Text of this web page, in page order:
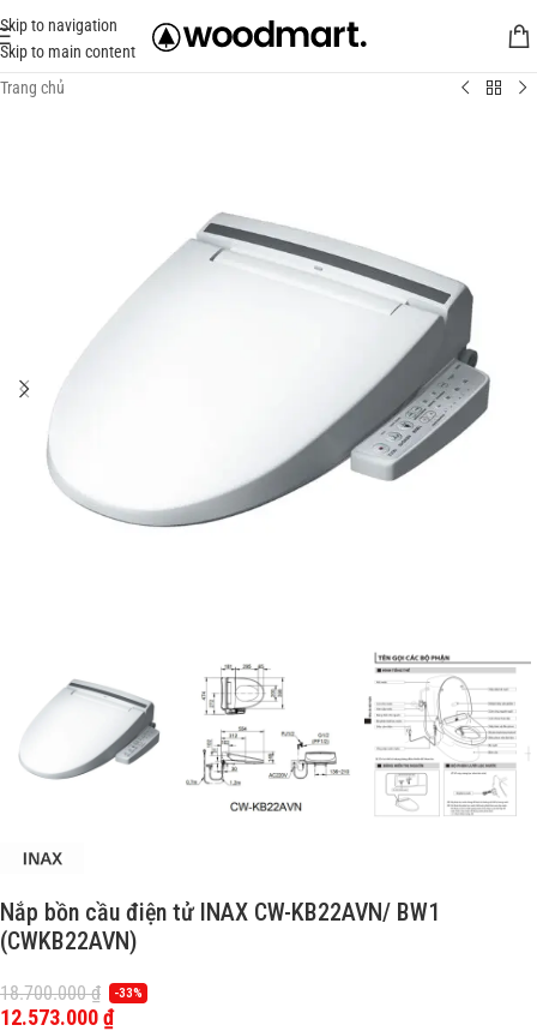
Skip to navigation
Skip to main content
Trang chủ
Nắp bồn cầu điện tử INAX CW-KB22AVN/ BW1
(CWKB22AVN)
18.700.000₫ -33%
12.573.000₫